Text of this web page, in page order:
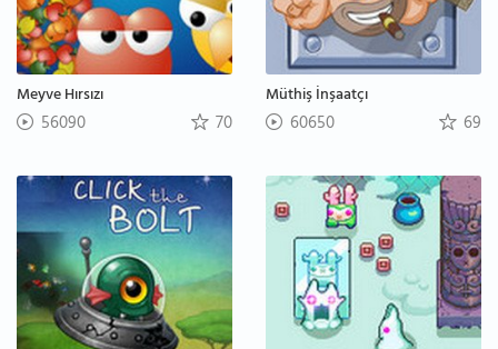
Meyve Hırsızı
56090 70
Müthiş İnşaatçı
60650 69